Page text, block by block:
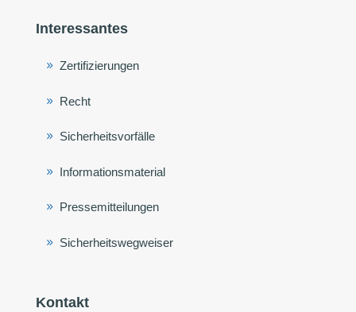
Interessantes
Zertifizierungen
Recht
Sicherheitsvorfälle
Informationsmaterial
Pressemitteilungen
Sicherheitswegweiser
Kontakt